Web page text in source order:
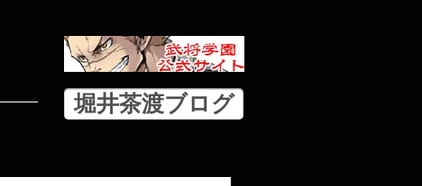
堀井茶渡ブログ